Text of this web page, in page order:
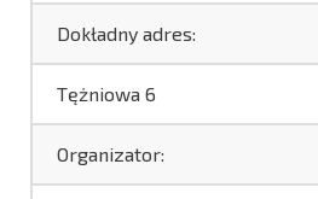
Dokładny adres:
Tężniowa 6
Organizator: